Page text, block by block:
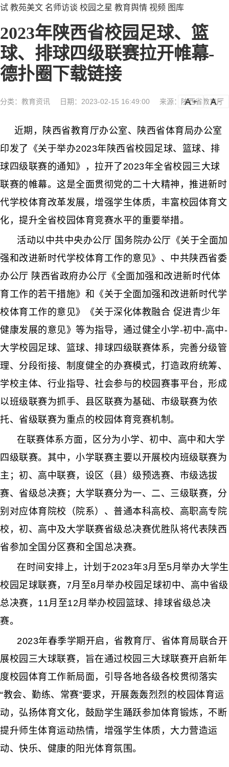
试 教苑美文 名师访谈 校园之星 教育舆情 视频 图库
2023年陕西省校园足球、篮
球、排球四级联赛拉开帷幕-
德扑圈下载链接
分类： 教育资讯 日期：2023-02-15 16:49:00 来源：陕西省教育厅
a
近期，陕西省教育厅办公室、陕西省体育局办公室
印发了《关于举办2023年陕西省校园足球、篮球、排
球四级联赛的通知》，拉开了2023年全省校园三大球
联赛的帷幕。这是全面贯彻党的二十大精神，推进新时
代学校体育改革发展，增强学生体质，丰富校园体育文
化，提升全省校园体育竞赛水平的重要举措。
活动以中共中央办公厅 国务院办公厅《关于全面加
强和改进新时代学校体育工作的意见》、中共陕西省委
办公厅 陕西省政府办公厅《全面加强和改进新时代体
育工作的若干措施》和《关于全面加强和改进新时代学
校体育工作的意见》《关于深化体教融合 促进青少年
健康发展的意见》等为指导，通过健全小学-初中-高中-
大学校园足球、篮球、排球四级联赛体系，完善分级管
理、分段衔接、制度健全的办赛模式，打造政府统筹、
学校主体、行业指导、社会参与的校园赛事平台，形成
以班级联赛为抓手、县区联赛为基础、市级联赛为依
托、省级联赛为重点的校园体育竞赛机制。
在联赛体系方面，区分为小学、初中、高中和大学
四级联赛。其中，小学联赛主要以开展校内班级联赛为
主；初、高中联赛，设区（县）级预选赛、市级选拔
赛、省级总决赛；大学联赛分为一、二、三级联赛，分
别对应体育院校（院系）、普通本科高校、高职高专院
校，初、高中及大学联赛省级总决赛优胜队将代表陕西
省参加全国分区赛和全国总决赛。
在时间安排上，计划于2023年3月至5月举办大学生
校园足球联赛，7月至8月举办校园足球初中、高中省级
总决赛，11月至12月举办校园篮球、排球省级总决
赛。
2023年春季学期开启，省教育厅、省体育局联合开
展校园三大球联赛，旨在通过校园三大球联赛开启新年
度校园体育工作新局面，引导各地各级各校贯彻落实
“教会、勤练、常赛”要求，开展轰轰烈烈的校园体育运
动，弘扬体育文化，鼓励学生踊跃参加体育锻炼，不断
提升师生体育运动热情，增强学生体质，大力营造运
动、快乐、健康的阳光体育氛围。